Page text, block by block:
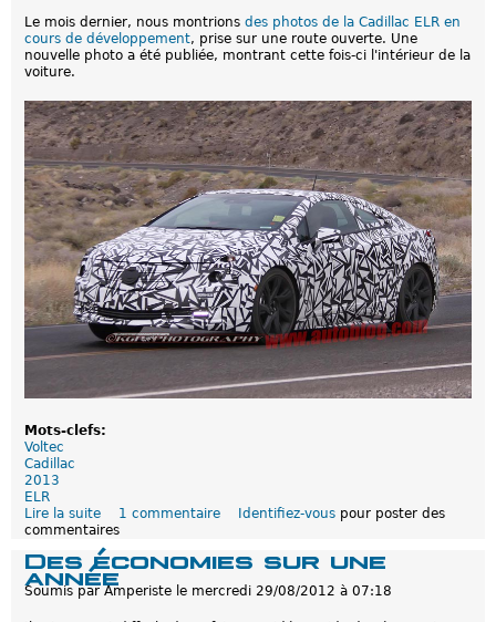
u
v
e
e
s
d
e
F
i
s
k
e
r
Le mois dernier, nous montrions des photos de la Cadillac ELR en
cours de développement, prise sur une route ouverte. Une
nouvelle photo a été publiée, montrant cette fois-ci l'intérieur de la
voiture.
Mots-clefs:
Voltec
Cadillac
2013
ELR
Lire la suite
e
D
e
n
o
1 commentaire Identifiez-vous pour poster des
commentaires
Des économies sur une
année
Soumis parAmperiste le mercredi 29/08/2012 à 07:18